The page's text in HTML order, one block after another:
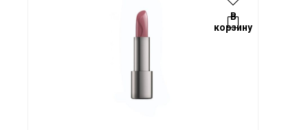
В
корзину